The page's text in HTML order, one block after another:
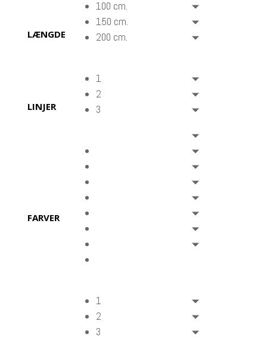
LÆNGDE
100 cm.
150 cm.
200 cm.
LINJER
1
2
3
FARVER
1
2
3